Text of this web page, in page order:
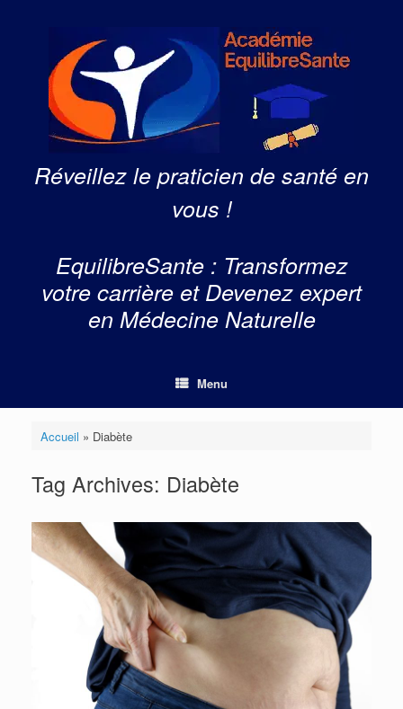
Réveillez le praticien de santé en
vous !
EquilibreSante : Transformez
votre carrière et Devenez expert
en Médecine Naturelle
Menu
Accueil » Diabète
Tag Archives: Diabète